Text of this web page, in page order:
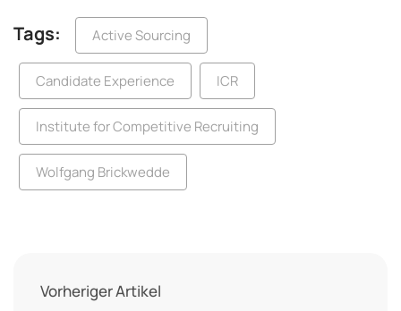
Tags: Active Sourcing
Candidate Experience ICR
Institute for Competitive Recruiting
Wolfgang Brickwedde
Vorheriger Artikel